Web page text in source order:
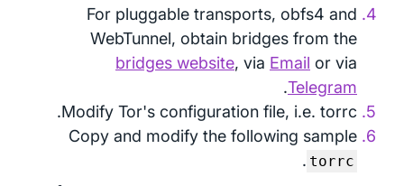
For pluggable transports, obfs4 and
WebTunnel, obtain bridges from the
bridges website, via Email or via
Telegram
.
Modify Tor's configuration file, i.e. torrc.
Copy and modify the following sample
torrc
.